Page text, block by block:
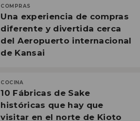
COMPRAS
Una experiencia de compras
diferente y divertida cerca
del Aeropuerto internacional
de Kansai
COCINA
10 Fábricas de Sake
históricas que hay que
visitar en el norte de Kioto